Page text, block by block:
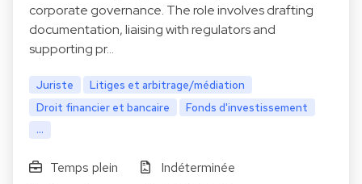
corporate governance. The role involves drafting
documentation, liaising with regulators and
supporting pr…
Juriste
Litiges et arbitrage/médiation
Droit financier et bancaire
Fonds d'investissement
...
Temps plein
Indéterminée